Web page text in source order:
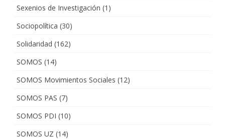
Sexenios de Investigación (1)
Sociopolítica (30)
Solidaridad (162)
SOMOS (14)
SOMOS Movimientos Sociales (12)
SOMOS PAS (7)
SOMOS PDI (10)
SOMOS UZ (14)